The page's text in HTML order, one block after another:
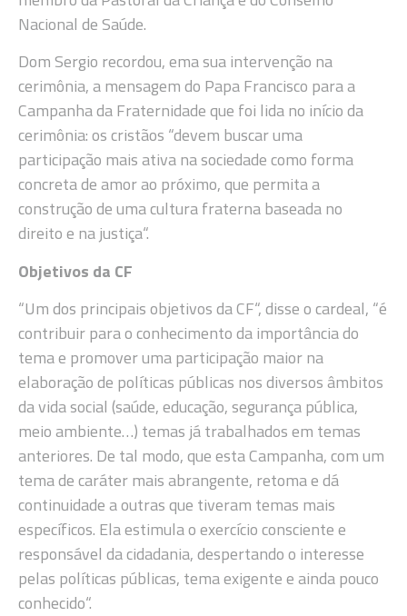
Nacional de Saúde.
Dom Sergio recordou, ema sua intervenção na
cerimônia, a mensagem do Papa Francisco para a
Campanha da Fraternidade que foi lida no início da
cerimônia: os cristãos “devem buscar uma
participação mais ativa na sociedade como forma
concreta de amor ao próximo, que permita a
construção de uma cultura fraterna baseada no
direito e na justiça“.
Objetivos da CF
“Um dos principais objetivos da CF“, disse o cardeal, “é
contribuir para o conhecimento da importância do
tema e promover uma participação maior na
elaboração de políticas públicas nos diversos âmbitos
da vida social (saúde, educação, segurança pública,
meio ambiente…) temas já trabalhados em temas
anteriores. De tal modo, que esta Campanha, com um
tema de caráter mais abrangente, retoma e dá
continuidade a outras que tiveram temas mais
específicos. Ela estimula o exercício consciente e
responsável da cidadania, despertando o interesse
pelas políticas públicas, tema exigente e ainda pouco
conhecido“.